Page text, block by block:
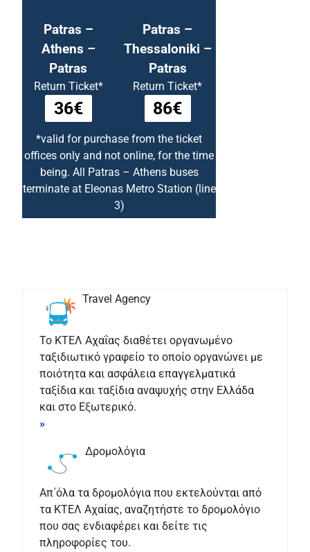
Patras –
Athens –
Patras
Return Ticket*
36€
Patras –
Thessaloniki –
Patras
Return Ticket*
86€
*valid for purchase from the ticket
offices only and not online, for the time
being. All Patras – Athens buses
terminate at Eleonas Metro Station (line
3)
Travel Agency
Το ΚΤΕΛ Αχαΐας διαθέτει οργανωμένο
ταξιδιωτικό γραφείο το οποίο οργανώνει με
ποιότητα και ασφάλεια επαγγελματικά
ταξίδια και ταξίδια αναψυχής στην Ελλάδα
και στο Εξωτερικό.
»
Δρομολόγια
Απ΄όλα τα δρομολόγια που εκτελούνται από
τα ΚΤΕΛ Αχαίας, αναζητήστε το δρομολόγιο
που σας ενδιαφέρει και δείτε τις
πληροφορίες του.